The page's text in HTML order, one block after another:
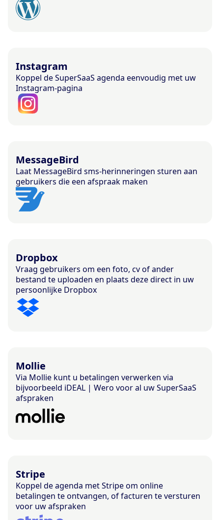
Instagram
Koppel de SuperSaaS agenda eenvoudig met uw
Instagram-pagina
MessageBird
Laat MessageBird sms-herinneringen sturen aan
gebruikers die een afspraak maken
Dropbox
Vraag gebruikers om een foto, cv of ander
bestand te uploaden en plaats deze direct in uw
persoonlijke Dropbox
Mollie
Via Mollie kunt u betalingen verwerken via
bijvoorbeeld iDEAL | Wero voor al uw SuperSaaS
afspraken
Stripe
Koppel de agenda met Stripe om online
betalingen te ontvangen, of facturen te versturen
voor uw afspraken